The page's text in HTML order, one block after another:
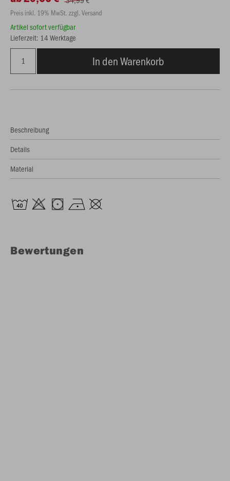
Preis inkl. 19% MwSt. zzgl. Versand
Artikel sofort verfügbar
Lieferzeit: 14 Werktage
In den Warenkorb
Beschreibung
Details
Material
Bewertungen